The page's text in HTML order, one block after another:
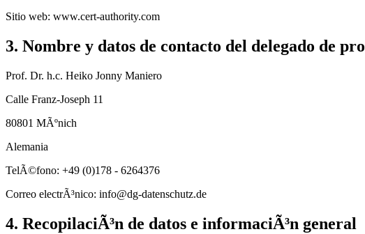
Sitio web: www.cert-authority.com
3. Nombre y datos de contacto del delegado de
Prof. Dr. h.c. Heiko Jonny Maniero
Calle Franz-Joseph 11
80801 MÃºnich
Alemania
TelÃ©fono: +49 (0)178 - 6264376
Correo electrÃ³nico: info@dg-datenschutz.de
4. RecopilaciÃ³n de datos e informaciÃ³n general